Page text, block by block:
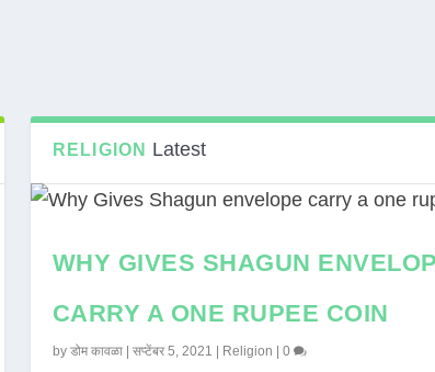
RELIGION Latest
WHY GIVES SHAGUN
CARRY A ONE RUPEE COIN
by डोम कावळा| सप्टेंबर 5, 2021 Religion 0